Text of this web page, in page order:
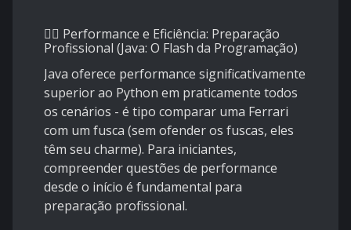
🏃‍♂️ Performance e Eficiência: Preparação
Profissional (Java: O Flash da Programação)
Java oferece performance significativamente
superior ao Python em praticamente todos
os cenários - é tipo comparar uma Ferrari
com um fusca (sem ofender os fuscas, eles
têm seu charme). Para iniciantes,
compreender questões de performance
desde o início é fundamental para
preparação profissional.